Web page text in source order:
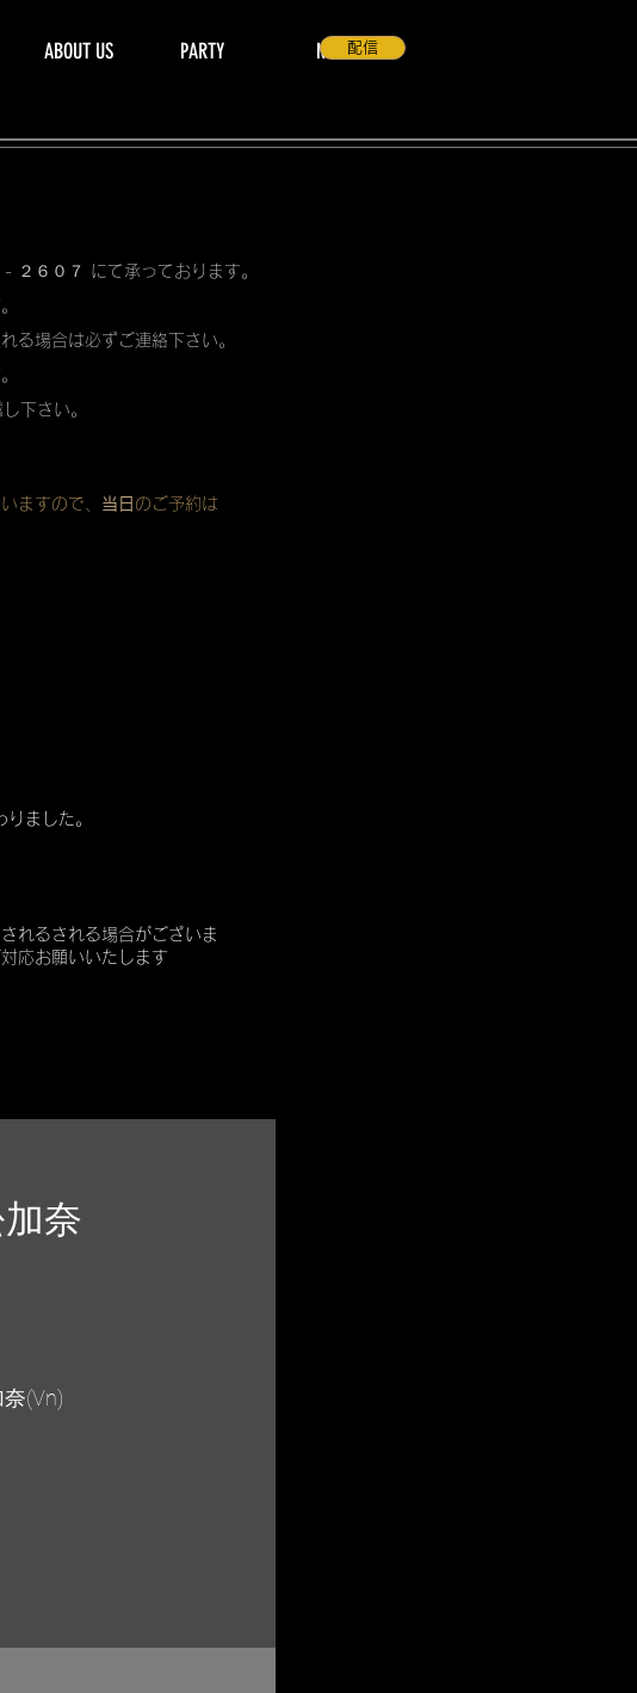
ABOUT US PARTY NEWS配信
２６０７ にて承っております。
る場合は必ずご連絡下さい。
下さい。
ますので、 当日 のご予約は
りました。
れるされる場合がございま
応お願いいたします
加奈
(Vn)